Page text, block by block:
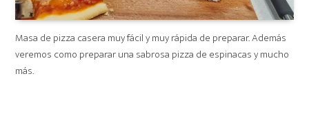
Masa de pizza casera muy fácil y muy rápida de preparar. Además
veremos como preparar una sabrosa pizza de espinacas y mucho
más.